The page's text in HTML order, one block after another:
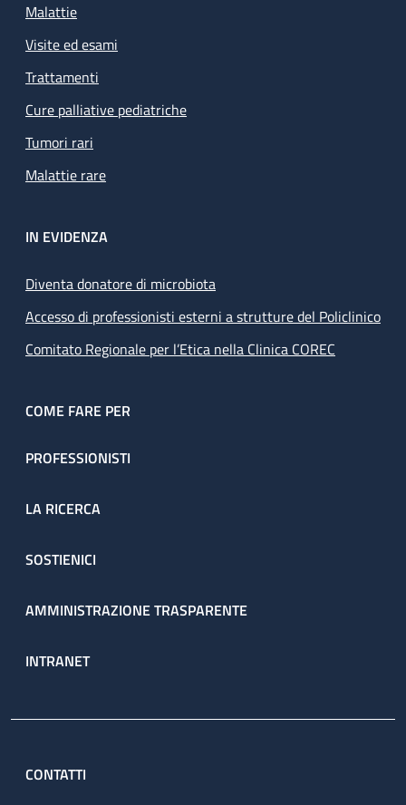
Malattie
Visite ed esami
Trattamenti
Cure palliative pediatriche
Tumori rari
Malattie rare
IN EVIDENZA
Diventa donatore di microbiota
Accesso di professionisti esterni a strutture del Policlinico
Comitato Regionale per l’Etica nella Clinica COREC
COME FARE PER
PROFESSIONISTI
LA RICERCA
SOSTIENICI
AMMINISTRAZIONE TRASPARENTE
INTRANET
CONTATTI